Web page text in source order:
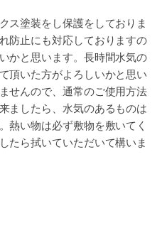
ス塗装をし保護をしておりま
防止にも対応しておりますの
かと思います。長時間水気の
頂いた方がよろしいかと思い
せんので、通常のご使用方法
ましたら、水気のあるものは
熱い物は必ず敷物を敷いてく
たら拭いていただいて構いま